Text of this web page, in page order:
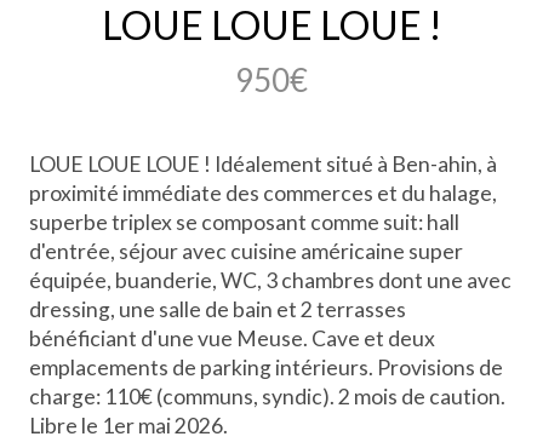
LOUE LOUE LOUE !
950€
LOUE LOUE LOUE ! Idéalement situé à Ben-ahin, à
proximité immédiate des commerces et du halage,
superbe triplex se composant comme suit: hall
d'entrée, séjour avec cuisine américaine super
équipée, buanderie, WC, 3 chambres dont une avec
dressing, une salle de bain et 2 terrasses
bénéficiant d'une vue Meuse. Cave et deux
emplacements de parking intérieurs. Provisions de
charge: 110€ (communs, syndic). 2 mois de caution.
Libre le 1er mai 2026.